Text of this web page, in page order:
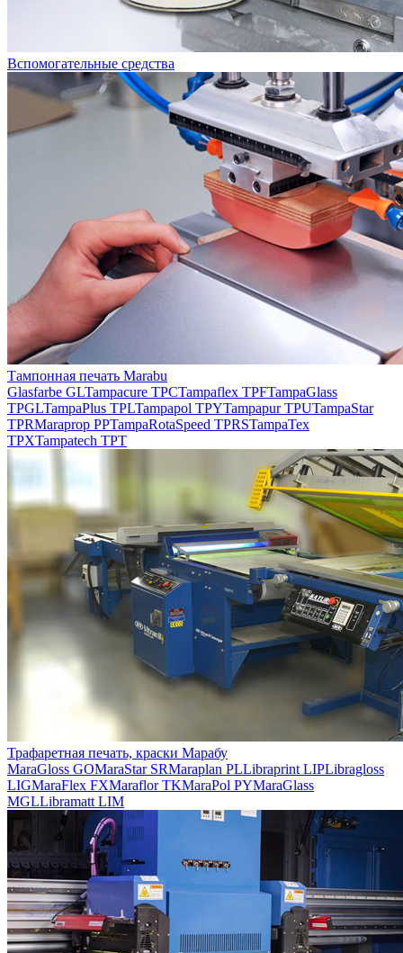
Вспомогательные средства
Тампонная печать Marabu
Glasfarbe GLTampacure TPCTampaflex TPFTampaGlass
TPGLTampaPlus TPLTampapol TPYTampapur TPUTampaStar
TPRMaraprop PPTampaRotaSpeed TPRSTampaTex
TPXTampatech TPT
Трафаретная печать, краски Марабу
MaraGloss GOMaraStar SRMaraplan PLLibraprint LIPLibragloss
LIGMaraFlex FXMaraflor TKMaraPol PYMaraGlass
MGLLibramatt LIM